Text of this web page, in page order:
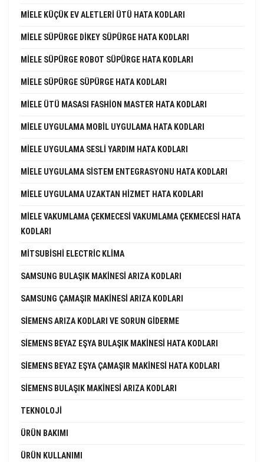
MIELE KÜÇÜK EV ALETLERI ÜTÜ HATA KODLARI
MIELE SÜPÜRGE DIKEY SÜPÜRGE HATA KODLARI
MIELE SÜPÜRGE ROBOT SÜPÜRGE HATA KODLARI
MIELE SÜPÜRGE SÜPÜRGE HATA KODLARI
MIELE ÜTÜ MASASI FASHION MASTER HATA KODLARI
MIELE UYGULAMA MOBIL UYGULAMA HATA KODLARI
MIELE UYGULAMA SESLI YARDIM HATA KODLARI
MIELE UYGULAMA SISTEM ENTEGRASYONU HATA KODLARI
MIELE UYGULAMA UZAKTAN HIZMET HATA KODLARI
MIELE VAKUMLAMA ÇEKMECESI VAKUMLAMA ÇEKMECESI HATA
KODLARI
MITSUBISHI ELECTRIC KLIMA
SAMSUNG BULAŞIK MAKINESI ARIZA KODLARI
SAMSUNG ÇAMAŞIR MAKINESI ARIZA KODLARI
SIEMENS ARIZA KODLARI VE SORUN GIDERME
SIEMENS BEYAZ EŞYA BULAŞIK MAKINESI HATA KODLARI
SIEMENS BEYAZ EŞYA ÇAMAŞIR MAKINESI HATA KODLARI
SIEMENS BULAŞIK MAKINESI ARIZA KODLARI
TEKNOLOJI
ÜRÜN BAKIMI
ÜRÜN KULLANIMI